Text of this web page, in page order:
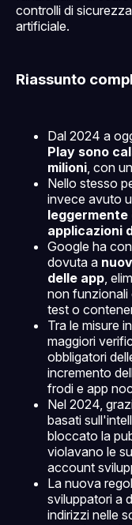
controlli di
artificiale.
Riassunto
Dal 2024 a
Play sono
milioni , con
Nello stesso
invece avuto
leggermente
applicazioni
Google ha
dovuta a
delle app ,
non funzionali
test o
Tra le misure
maggiori
obbligatori
incremento
frodi e app
Nel 2024,
basati
bloccato la
violavano le
account
La nuova
sviluppatori a
indirizzi nelle